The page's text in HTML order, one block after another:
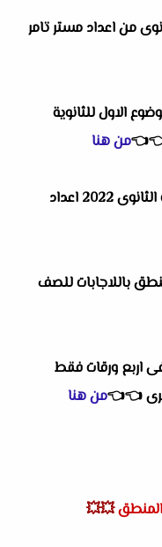
من اعداد مستر تامر
الاول للثانوية
👈من هنا
اختبار فلسفة بالاجابات للصف الثالث الثانوى 2022 اعداد
باللاجابات للصف
اربع ورقات فقط
👈
👈من هنا
المنطق💥💥